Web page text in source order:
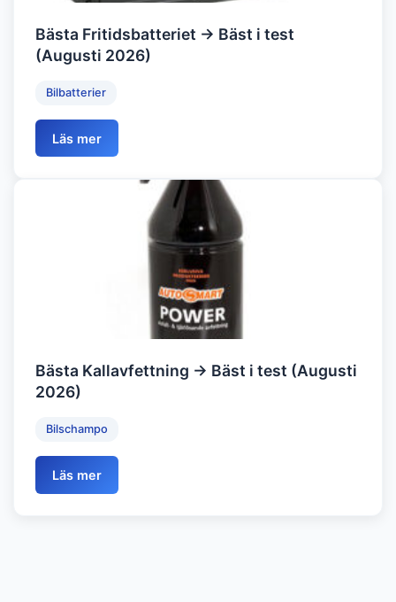
Bästa Fritidsbatteriet → Bäst i test
(Augusti 2026)
Bilbatterier
Läs mer
Bästa Kallavfettning → Bäst i test (Augusti
2026)
Bilschampo
Läs mer